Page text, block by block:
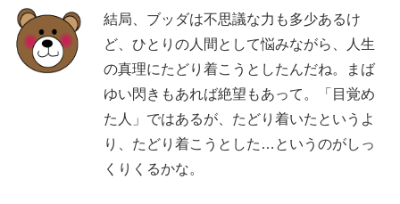
結局、ブッダは不思議な力も多少あるけ
ど、ひとりの人間として悩みながら、人生
の真理にたどり着こうとしたんだね。まば
ゆい閃きもあれば絶望もあって。「目覚め
た人」ではあるが、たどり着いたというよ
り、たどり着こうとした…というのがしっ
くりくるかな。